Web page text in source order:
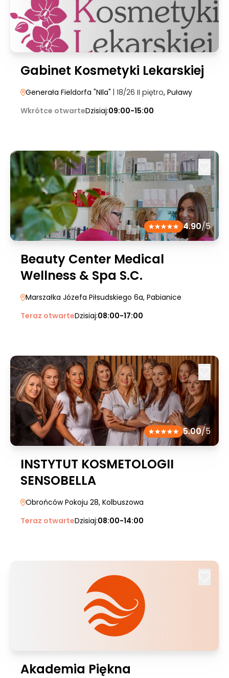
Gabinet Kosmetyki Lekarskiej
Generała Fieldorfa "NIla" | 18/26 II piętro, Puławy
Wkrótce otwarteDzisiaj:09:00-15:00
4.90/5
Beauty Center Medical
Wellness & Spa S.C.
Marszałka Józefa Piłsudskiego 6a, Pabianice
Teraz otwarteDzisiaj:08:00-17:00
5.00/5
INSTYTUT KOSMETOLOGII
SENSOBELLA
Obrońców Pokoju 28, Kolbuszowa
Teraz otwarteDzisiaj:08:00-14:00
Akademia Piękna